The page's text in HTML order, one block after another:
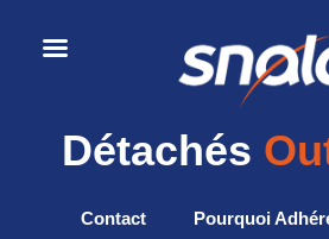
Détachés
Contact Pourquoi